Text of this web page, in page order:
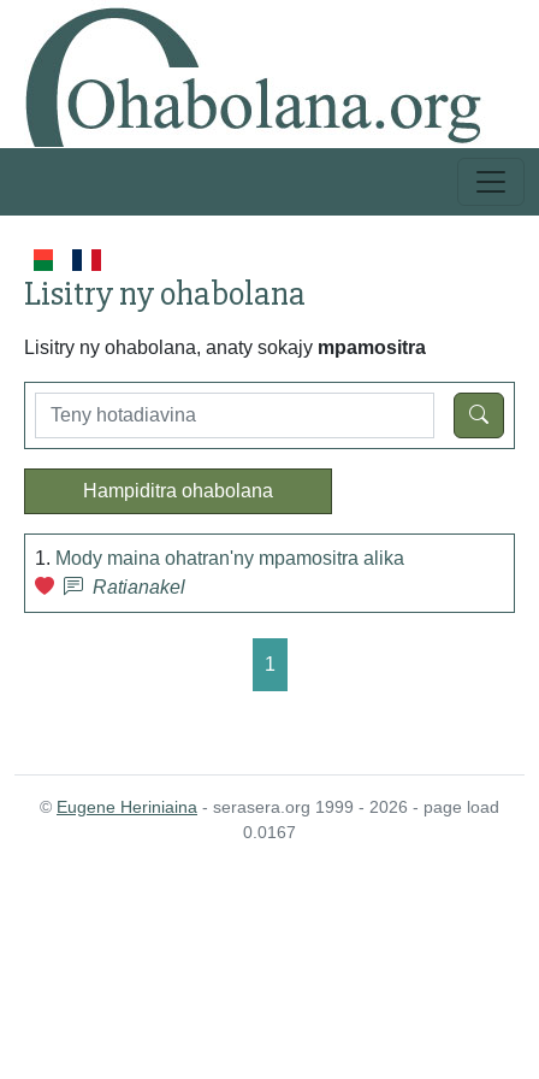
Lisitry ny ohabolana
Lisitry ny ohabolana, anaty sokajy mpamositra
Hampiditra ohabolana
1. Mody maina ohatran'ny mpamositra alika
Ratianakel
1
© Eugene Heriniaina - serasera.org 1999 - 2026 - page load
0.0167